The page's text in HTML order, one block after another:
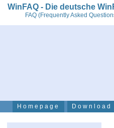
WinFAQ - Die deutsche
FAQ (Frequently Asked
Homepage Download